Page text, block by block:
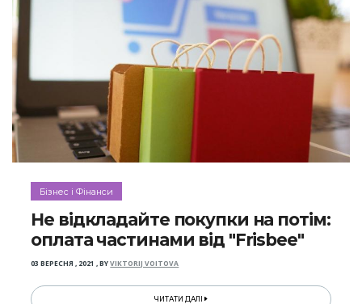
Бізнес і Фінанси
Не відкладайте покупки на потім:
оплата частинами від "Frisbee"
03 ВЕРЕСНЯ , 2021 ,BYVIKTORIJ VOITOVA
ЧИТАТИ ДАЛІ